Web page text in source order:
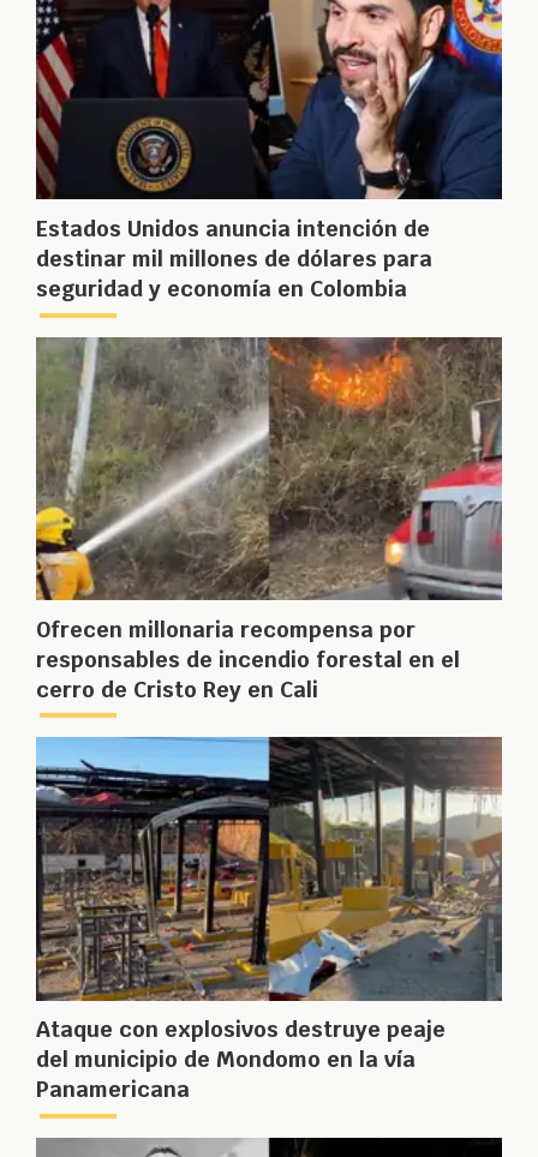
Estados Unidos anuncia intención de
destinar mil millones de dólares para
seguridad y economía en Colombia
Ofrecen millonaria recompensa por
responsables de incendio forestal en el
cerro de Cristo Rey en Cali
Ataque con explosivos destruye peaje
del municipio de Mondomo en la vía
Panamericana